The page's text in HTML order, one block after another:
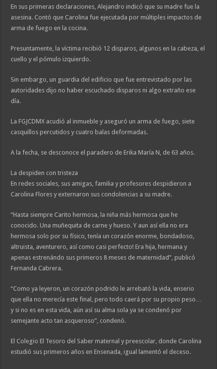
En sus primeras declaraciones, Alejandro indicó que su madre fue la
asesina. Contó que Carolina fue ejecutada por múltiples impactos de
arma de fuego en la cocina.
Presuntamente, la víctima recibió 12 disparos, algunos en la cabeza, el
cuello y el pómulo izquierdo.
Sin embargo, un guardia del edificio que fue entrevistado por las
autoridades dijo no haber escuchado disparos ni algo extraño ese
día.
La FGJCDMX acudió al inmueble y aseguró un arma de fuego, siete
casquillos percutidos y cuatro balas deformadas.
A la fecha, se desconoce el paradero de Erika María N, de 63 años.
La despiden con tristeza
En redes sociales, sus amigas, familia y profesores despidieron a
Carolina Flores y externaron sus condolencias a su madre.
“Hasta siempre Carito hermosa, la niña más hermosa que he
conocido. Una muñequita de carne y hueso. Y aun así ella no era
hermosa solo por su físico, tenía un corazón enorme, bondadoso,
altruista, aventurero, así como casi perfecto! Era hija, hermana y
apenas estrenándo sus primeros 8 meses de maternidad”, publicó
Fernanda Cabrera.
“Como ya leyeron, un corazón podrido le arrebató la vida, enserio
que ella no merecía este final, pero todo caerá por su propio peso…
y si no es en esta vida, aún así su alma sola ya se condenó por
semejante acto tan asqueroso”, condenó.
El Colegio El Tesoro del Saber maternal y preescolar, donde Carolina
estudió sus primeros años en Ensenada, igual lamentó el deceso.